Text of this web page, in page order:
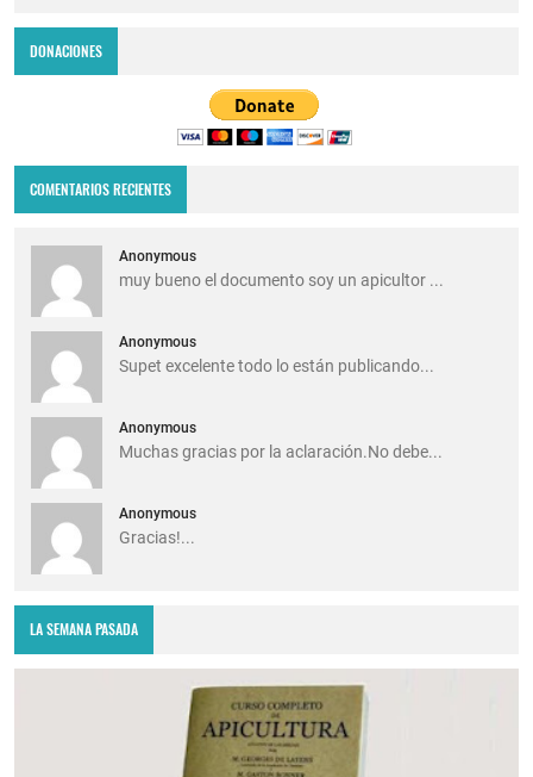
DONACIONES
COMENTARIOS RECIENTES
Anonymous
muy bueno el documento soy un apicultor ...
Anonymous
Supet excelente todo lo están publicando...
Anonymous
Muchas gracias por la aclaración.No debe...
Anonymous
Gracias!...
LA SEMANA PASADA